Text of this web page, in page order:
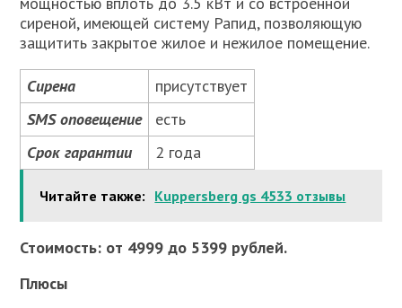
сиреной, имеющей систему Рапид, позволяющую
защитить закрытое жилое и нежилое помещение.
Сирена
присутствует
SMS оповещение
есть
Срок гарантии
2 года
Читайте также: Kuppersberg gs 4533 отзывы
Стоимость: от 4999 до 5399 рублей.
Плюсы